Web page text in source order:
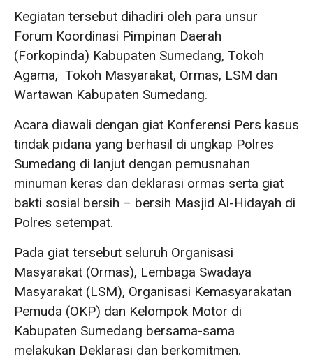
Kegiatan tersebut dihadiri oleh para unsur
Forum Koordinasi Pimpinan Daerah
(Forkopinda) Kabupaten Sumedang, Tokoh
Agama, Tokoh Masyarakat, Ormas, LSM dan
Wartawan Kabupaten Sumedang.
Acara diawali dengan giat Konferensi Pers kasus
tindak pidana yang berhasil di ungkap Polres
Sumedang di lanjut dengan pemusnahan
minuman keras dan deklarasi ormas serta giat
bakti sosial bersih – bersih Masjid Al-Hidayah di
Polres setempat.
Pada giat tersebut seluruh Organisasi
Masyarakat (Ormas), Lembaga Swadaya
Masyarakat (LSM), Organisasi Kemasyarakatan
Pemuda (OKP) dan Kelompok Motor di
Kabupaten Sumedang bersama-sama
melakukan Deklarasi dan berkomitmen.